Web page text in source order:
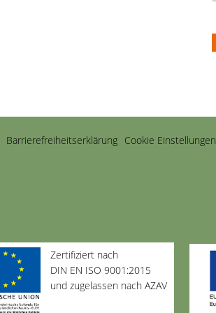
Barriere­freiheits­erklärung Cookie Einstellungen
Zertifiziert nach
DIN EN ISO 9001:2015
und zugelassen nach AZAV